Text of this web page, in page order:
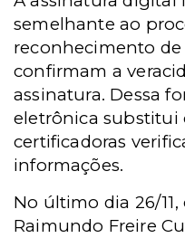
semelhante ao
reconhecimento
confirmam a
assinatura. Dessa
eletrônica substitui
certificadoras
informações.
No último dia 26/
Raimundo Freire